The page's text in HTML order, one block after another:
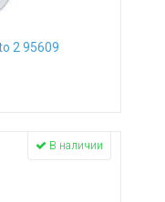
2 95609
В наличии